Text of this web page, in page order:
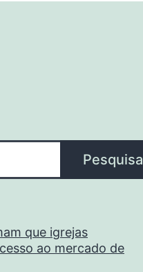
que igrejas
ao mercado de